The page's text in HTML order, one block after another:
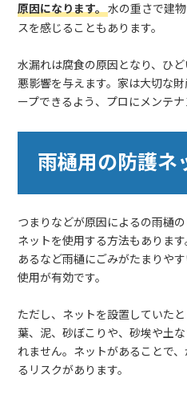
原因になります。水の重さで建
スを感じることもあります。
水漏れは腐食の原因となり、ひ
悪影響を与えます。家は大切な
ープできるよう、プロにメンテナ
雨樋用の防護ネ
つまりなどが原因によるの雨樋
ネットを使用する方法もありま
あるなど雨樋にごみがたまりや
使用が有効です。
ただし、ネットを設置していた
葉、泥、砂ぼこりや、砂埃や土
れません。ネットがあることで
るリスクがあります。